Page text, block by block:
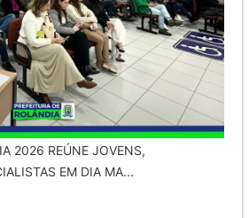
2026 REÚNE JOVENS,
EM DIA MA...